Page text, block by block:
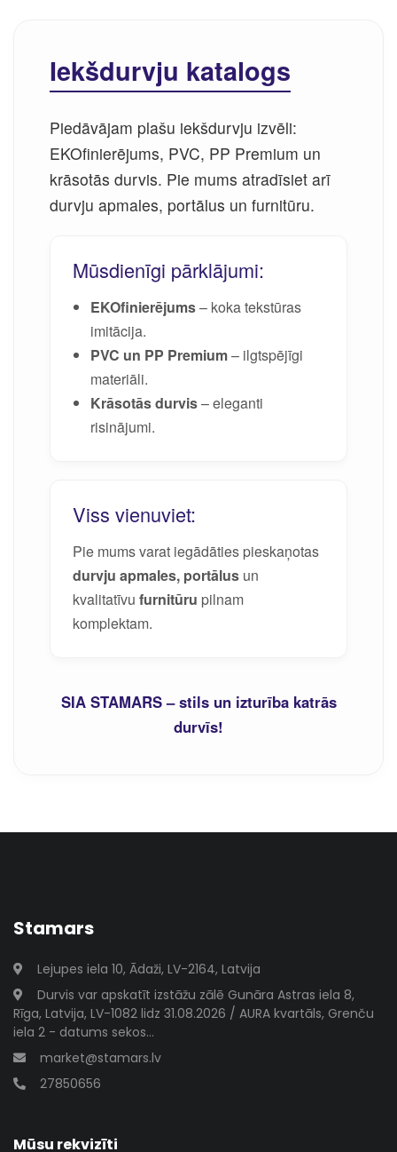
Iekšdurvju katalogs
Piedāvājam plašu iekšdurvju izvēli:
EKOfinierējums, PVC, PP Premium un
krāsotās durvis. Pie mums atradīsiet arī
durvju apmales, portālus un furnitūru.
Mūsdienīgi pārklājumi:
EKOfinierējums– koka tekstūras
imitācija.
PVC un PP Premium– ilgtspējīgi
materiāli.
Krāsotās durvis– eleganti
risinājumi.
Viss vienuviet:
Pie mums varat iegādāties pieskaņotas
durvju apmales, portālus un
kvalitatīvu furnitūru pilnam
komplektam.
SIA STAMARS – stils un izturība katrās
durvīs!
Stamars
Lejupes iela 10, Ādaži, LV-2164, Latvija
Durvis var apskatīt izstāžu zālē Gunāra Astras iela 8,
Rīga, Latvija, LV-1082 lidz 31.08.2026 / AURA kvartāls, Grenču
iela 2 - datums sekos...
market@stamars.lv
27850656
Mūsu rekvizīti